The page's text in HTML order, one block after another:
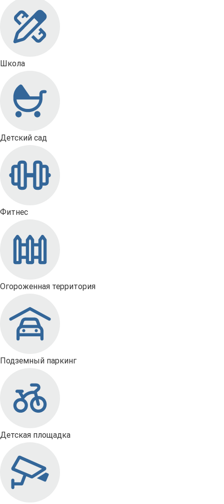
Школа
Детский сад
Фитнес
Огороженная территория
Подземный паркинг
Детская площадка